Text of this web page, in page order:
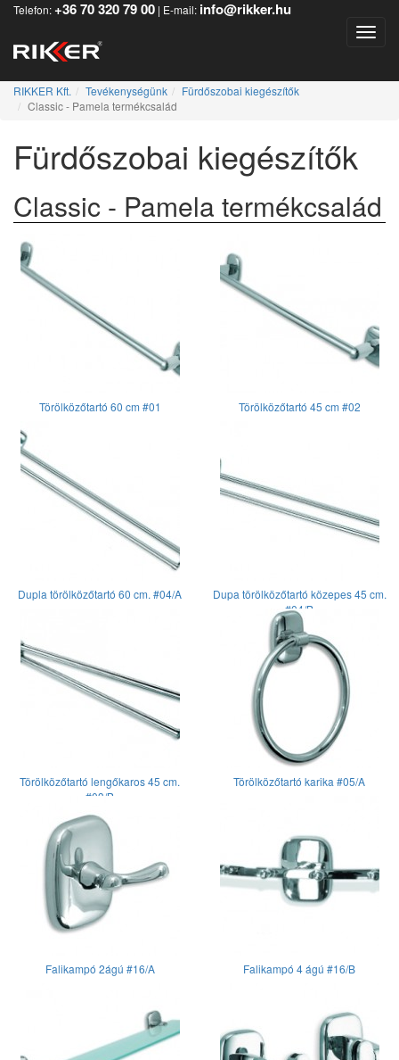
Telefon: +36 70 320 79 00 | E-mail: info@rikker.hu
RIKKER Kft. Tevékenységünk
Fürdőszobai kiegészítők
Classic - Pamela termékcsalád
Fürdőszobai kiegészítők
Classic - Pamela termékcsalád
Törölközőtartó 60 cm #01 Törölközőtartó 45 cm #02
Dupla törölközőtartó 60 cm. #04/A
Dupa törölközőtartó közepes 45 cm.
#04/B
Törölközőtartó lengőkaros 45 cm.
#03/B
Törölközőtartó karika #05/A
Falikampó 2ágú #16/A Falikampó 4 ágú #16/B